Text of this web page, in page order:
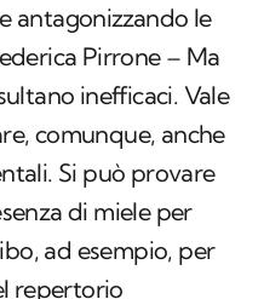
antagonizzando le
Pirrone – Ma
inefficaci. Vale
comunque, anche
Si può provare
di miele per
ad esempio, per
repertorio